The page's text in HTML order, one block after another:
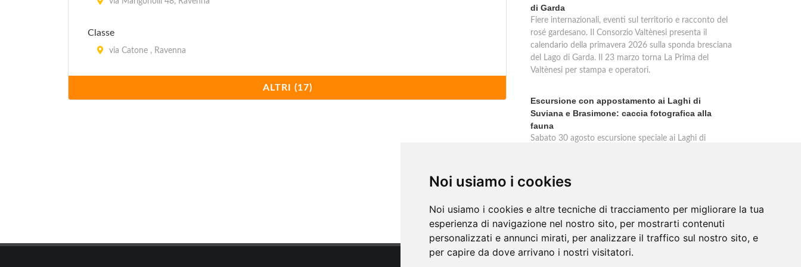
Noi usiamo i cookies
Noi usiamo i cookies e altre tecniche di tracciamento per migliorare la tua
esperienza di navigazione nel nostro sito, per mostrarti contenuti
personalizzati e annunci mirati, per analizzare il traffico sul nostro sito, e
per capire da dove arrivano i nostri visitatori.
Classe
via Catone , Ravenna
via dei Campeggi 8, Ravenna
viale Giacomo Matteotti 186, Cervia
ALTRI (17)
di Garda
Fiere internazionali, eventi sul territorio e racconto del
rosé gardesano. Il Consorzio Valtènesi presenta il
calendario della primavera 2026 sulla sponda bresciana
del Lago di Garda. Il 23 marzo torna La Prima del
Valtènesi per stampa e operatori.
Escursione con appostamento ai Laghi di
Suviana e Brasimone: caccia fotografica alla
fauna
Sabato 30 agosto escursione speciale ai Laghi di
massimo silenzio. Ritrovo Chiesa Santa Rita al
Brasimone, prenotazione obbligatoria.